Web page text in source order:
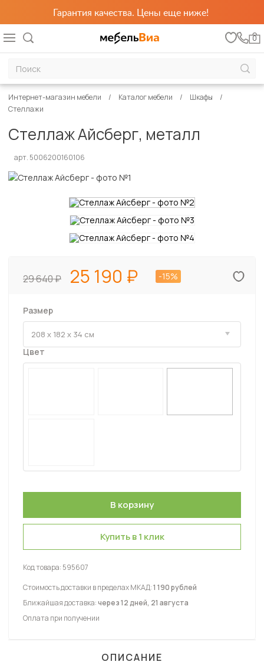
Гарантия качества. Цены еще ниже!
0
Интернет-магазин мебели Каталог мебели
Шкафы
Стеллажи
Стеллаж Айсберг, металл
арт. 5006200160106
29 640 25 190 -15%
Размер
Цвет
Купить в 1 клик
Код товара: 595607
Стоимость доставки в пределах МКАД:1 190 рублей
Ближайшая доставка:через 12 дней, 21 августа
Оплата при получении
ОПИСАНИЕ